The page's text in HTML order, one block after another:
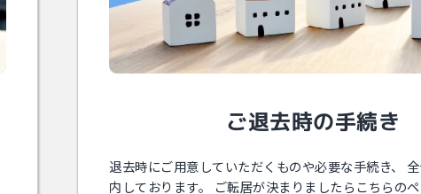
ご退去時の⼿続き
退去時にご⽤意していただくものや必要な⼿続き、
内しております。 ご転居が決まりましたらこちらの